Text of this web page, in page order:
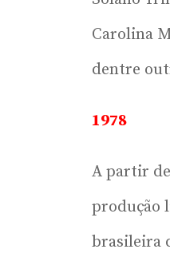
Carolina
dentre
1978
A partir de
produção
brasileira